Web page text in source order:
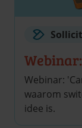
Webinar:
waarom
idee is.